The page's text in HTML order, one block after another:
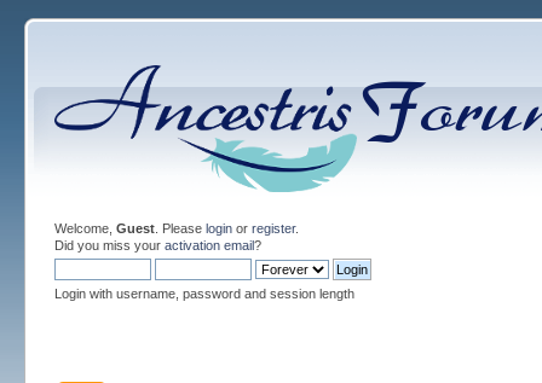
Welcome, Guest. Please loginor register.
Did you miss your activation email?
Login with username, password and session length